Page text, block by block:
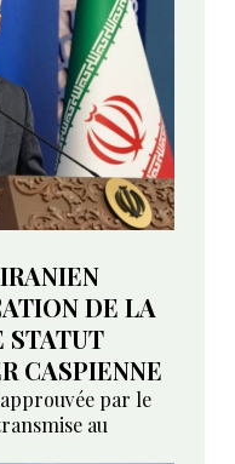
DE LA
STATUT
CASPIENNE
par le
au